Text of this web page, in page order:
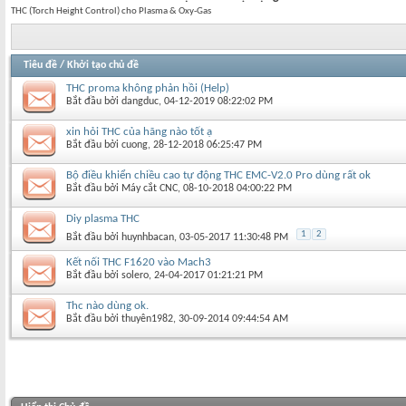
THC (Torch Height Control) cho Plasma & Oxy-Gas
Tiêu đề / Khởi tạo chủ đề
THC proma không phản hồi (Help)
Bắt đầu bởi dangduc‎, 04-12-2019 08:22:02 PM
xin hỏi THC của hãng nào tốt ạ
Bắt đầu bởi cuong‎, 28-12-2018 06:25:47 PM
Bộ điều khiển chiều cao tự động THC EMC-V2.0 Pro dùng rất ok
Bắt đầu bởi Máy cắt CNC‎, 08-10-2018 04:00:22 PM
Diy plasma THC
Bắt đầu bởi huynhbacan‎, 03-05-2017 11:30:48 PM 1 2
Kết nối THC F1620 vào Mach3
Bắt đầu bởi solero‎, 24-04-2017 01:21:21 PM
Thc nào dùng ok.
Bắt đầu bởi thuyên1982‎, 30-09-2014 09:44:54 AM